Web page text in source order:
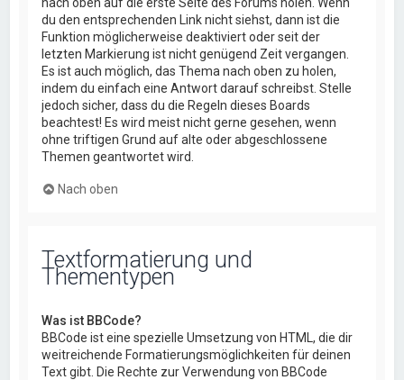
du den entsprechenden Link nicht siehst, dann ist die
Funktion möglicherweise deaktiviert oder seit der
letzten Markierung ist nicht genügend Zeit vergangen.
Es ist auch möglich, das Thema nach oben zu holen,
indem du einfach eine Antwort darauf schreibst. Stelle
jedoch sicher, dass du die Regeln dieses Boards
beachtest! Es wird meist nicht gerne gesehen, wenn
ohne triftigen Grund auf alte oder abgeschlossene
Themen geantwortet wird.
Nach oben
Textformatierung und
Thementypen
Was ist BBCode?
BBCode ist eine spezielle Umsetzung von HTML, die dir
weitreichende Formatierungsmöglichkeiten für deinen
Text gibt. Die Rechte zur Verwendung von BBCode